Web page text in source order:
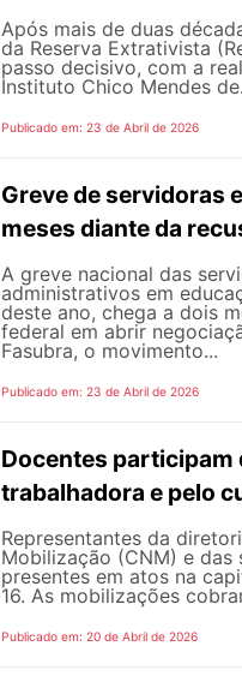
Após mais de duas
da Reserva Extrativista
passo decisivo, com a
Instituto Chico Mendes
Publicado em: 23 de Abril de 2026
Greve de servidoras
meses diante da
A greve nacional das
administrativos em
deste ano, chega a dois
federal em abrir
Fasubra, o movimento...
Publicado em: 23 de Abril de 2026
Docentes participam
trabalhadora e pelo
Representantes da
Mobilização (CNM) e das
presentes em atos na
16. As mobilizações
Publicado em: 20 de Abril de 2026